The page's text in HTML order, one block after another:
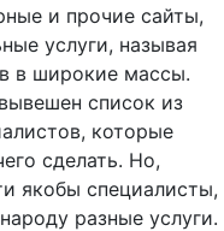
и прочие сайты,
услуги, называя
в широкие массы.
список из
которые
сделать. Но,
якобы специалисты,
разные услуги.